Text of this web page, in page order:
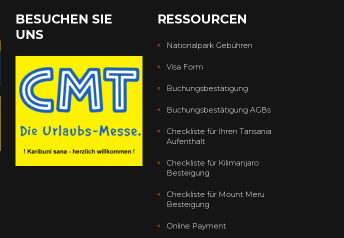
BESUCHEN SIE
UNS
RESSOURCEN
Nationalpark Gebühren
Visa Form
Buchungsbestätigung
Buchungsbestätigung AGBs
Checkliste für Ihren Tansania
Aufenthalt
Checkliste für Kilimanjaro
Besteigung
Checkliste für Mount Meru
Besteigung
Online Payment